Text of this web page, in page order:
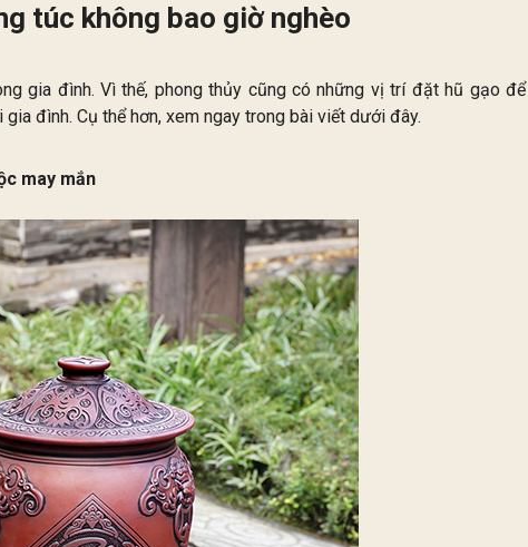
túc không bao giờ nghèo
gia đình. Vì thế, phong thủy cũng có những vị trí đặt hũ gạo để
đình. Cụ thể hơn, xem ngay trong bài viết dưới đây.
may mắn